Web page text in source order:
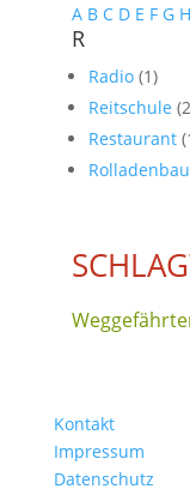
A B C D E F G H
R
Radio (1)
Reitschule
Restaurant
Rolladenbau
Kontakt
Impressum
Datenschutz